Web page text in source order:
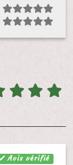
Avis vérifié